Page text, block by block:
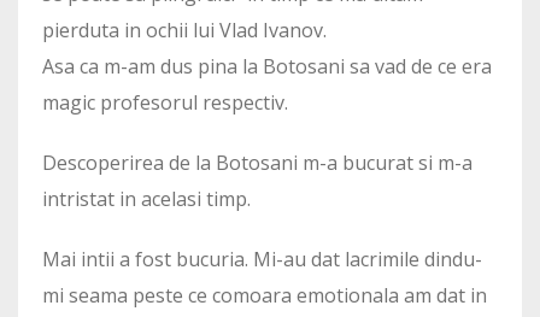
pierduta in ochii lui Vlad Ivanov.
Asa ca m-am dus pina la Botosani sa vad de ce era
magic profesorul respectiv.
Descoperirea de la Botosani m-a bucurat si m-a
intristat in acelasi timp.
Mai intii a fost bucuria. Mi-au dat lacrimile dindu-
mi seama peste ce comoara emotionala am dat in